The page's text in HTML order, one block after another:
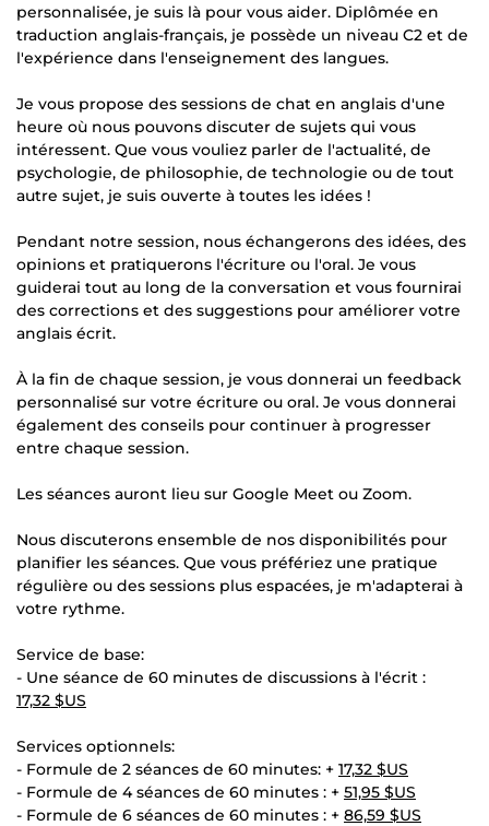
personnalisée, je suis là pour vous aider. Diplômée en
traduction anglais-français, je possède un niveau C2 et de
l'expérience dans l'enseignement des langues.
Je vous propose des sessions de chat en anglais d'une
heure où nous pouvons discuter de sujets qui vous
intéressent. Que vous vouliez parler de l'actualité, de
psychologie, de philosophie, de technologie ou de tout
autre sujet, je suis ouverte à toutes les idées !
Pendant notre session, nous échangerons des idées, des
opinions et pratiquerons l'écriture ou l'oral. Je vous
guiderai tout au long de la conversation et vous fournirai
des corrections et des suggestions pour améliorer votre
anglais écrit.
À la fin de chaque session, je vous donnerai un feedback
personnalisé sur votre écriture ou oral. Je vous donnerai
également des conseils pour continuer à progresser
entre chaque session.
Les séances auront lieu sur Google Meet ou Zoom.
Nous discuterons ensemble de nos disponibilités pour
planifier les séances. Que vous préfériez une pratique
régulière ou des sessions plus espacées, je m'adapterai à
votre rythme.
Service de base:
- Une séance de 60 minutes de discussions à l'écrit :
17,32 $US
Services optionnels:
- Formule de 2 séances de 60 minutes: + 17,32 $US
- Formule de 4 séances de 60 minutes : + 51,95 $US
- Formule de 6 séances de 60 minutes : + 86,59 $US